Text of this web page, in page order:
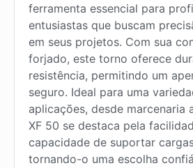
ferramenta essencial para
entusiastas que buscam
em seus projetos. Com sua
forjado, este torno oferece
resistência, permitindo um
seguro. Ideal para uma
aplicações, desde marcenaria
XF 50 se destaca pela
capacidade de suportar
tornando-o uma escolha